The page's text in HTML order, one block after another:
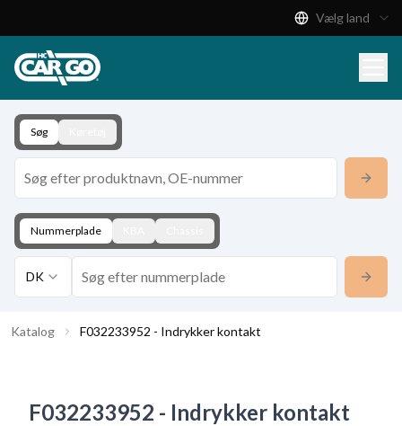
Download
Kontakt
Vælg land
Søg
Nummerplade
DK
Katalog F032233952 - Indrykker kontakt
F032233952 - Indrykker kontakt